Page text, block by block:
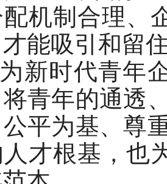
机制合理、
能吸引和留
新时代青年
青年的通透
平为基、尊
人才根基，也